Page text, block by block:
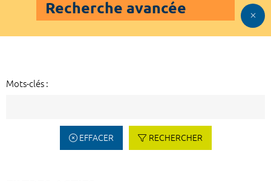
Recherche avancée
Mots-clés :
EFFACER RECHERCHER